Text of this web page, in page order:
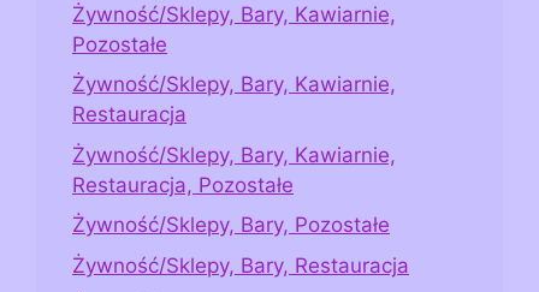
Żywność/Sklepy, Bary, Kawiarnie,
Pozostałe
Żywność/Sklepy, Bary, Kawiarnie,
Restauracja
Żywność/Sklepy, Bary, Kawiarnie,
Restauracja, Pozostałe
Żywność/Sklepy, Bary, Pozostałe
Żywność/Sklepy, Bary, Restauracja